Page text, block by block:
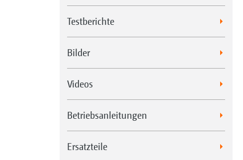
Testberichte
Bilder
Videos
Betriebsanleitungen
Ersatzteile